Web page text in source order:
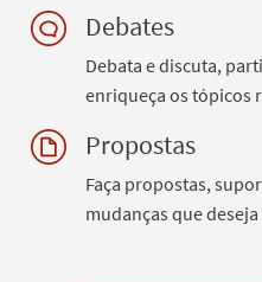
Debates
Debata e discuta,
enriqueça os tópicos
Propostas
Faça propostas,
mudanças que deseja